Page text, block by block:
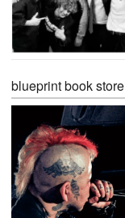
blueprint book store